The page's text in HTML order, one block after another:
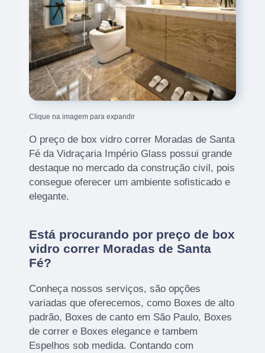
Clique na imagem para expandir
O preço de box vidro correr Moradas de Santa
Fé da Vidraçaria Império Glass possui grande
destaque no mercado da construção civil, pois
consegue oferecer um ambiente sofisticado e
elegante.
Está procurando por preço de box
vidro correr Moradas de Santa
Fé?
Conheça nossos serviços, são opções
variadas que oferecemos, como Boxes de alto
padrão, Boxes de canto em São Paulo, Boxes
de correr e Boxes elegance e tambem
Espelhos sob medida. Contando com